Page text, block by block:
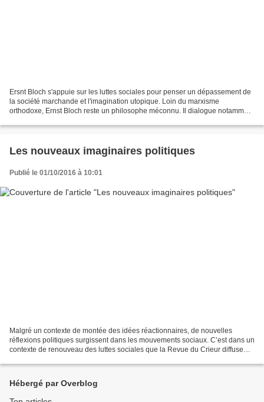
Ersnt Bloch s'appuie sur les luttes sociales pour penser un dépassement de
la société marchande et l'imagination utopique. Loin du marxisme
orthodoxe, Ernst Bloch reste un philosophe méconnu. Il dialogue notamment
Les nouveaux imaginaires politiques
Publié le 01/10/2016 à 10:01
Malgré un contexte de montée des idées réactionnaires, de nouvelles
réflexions politiques surgissent dans les mouvements sociaux. C’est dans un
contexte de renouveau des luttes sociales que la Revue du Crieur diffuse
Hébergé par Overblog